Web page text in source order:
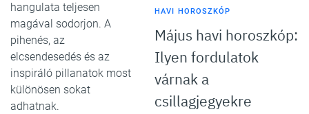
HAVI HOROSZKÓP
Május havi horoszkóp:
Ilyen fordulatok
várnak a
csillagjegyekre
hangulata teljesen
magával sodorjon. A
pihenés, az
elcsendesedés és az
inspiráló pillanatok most
különösen sokat
adhatnak.